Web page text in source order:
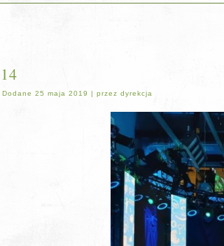
14
Dodane 25 maja 2019 | przez dyrekcja